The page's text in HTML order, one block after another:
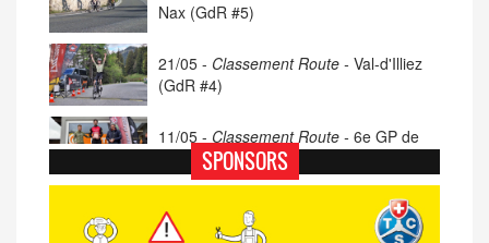
Nax (GdR #5)
21/05 - Classement Route - Val-d'Illiez
(GdR #4)
11/05 - Classement Route - 6e GP de
Porsel (TdC #4)
07/05 - Classement Route -
Blonay-Les
Pléiades (GdR #3)
SPONSORS